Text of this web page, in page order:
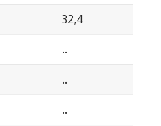
32,4
..
..
..